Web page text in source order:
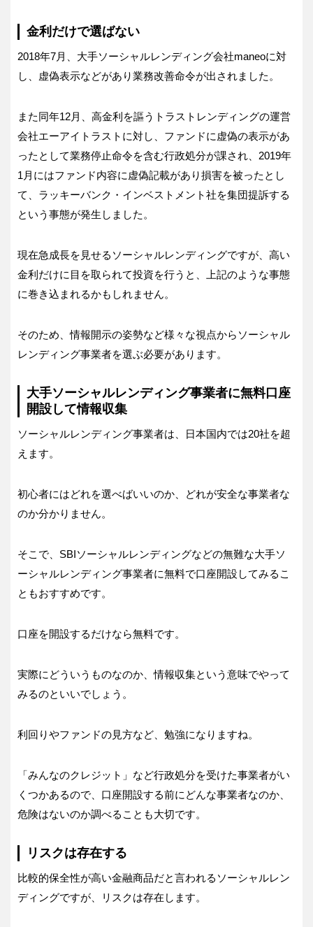
金利だけで選ばない
2018年7月、大手ソーシャルレンディング会社maneoに対
し、虚偽表示などがあり業務改善命令が出されました。
また同年12月、高金利を謳うトラストレンディングの運営
会社エーアイトラストに対し、ファンドに虚偽の表示があ
ったとして業務停止命令を含む行政処分が課され、2019年
1月にはファンド内容に虚偽記載があり損害を被ったとし
て、ラッキーバンク・インベストメント社を集団提訴する
という事態が発生しました。
現在急成長を見せるソーシャルレンディングですが、高い
金利だけに目を取られて投資を行うと、上記のような事態
に巻き込まれるかもしれません。
そのため、情報開示の姿勢など様々な視点からソーシャル
レンディング事業者を選ぶ必要があります。
大手ソーシャルレンディング事業者に無料口座
開設して情報収集
ソーシャルレンディング事業者は、日本国内では20社を超
えます。
初心者にはどれを選べばいいのか、どれが安全な事業者な
のか分かりません。
そこで、SBIソーシャルレンディングなどの無難な大手ソ
ーシャルレンディング事業者に無料で口座開設してみるこ
ともおすすめです。
口座を開設するだけなら無料です。
実際にどういうものなのか、情報収集という意味でやって
みるのといいでしょう。
利回りやファンドの見方など、勉強になりますね。
「みんなのクレジット」など行政処分を受けた事業者がい
くつかあるので、口座開設する前にどんな事業者なのか、
危険はないのか調べることも大切です。
リスクは存在する
比較的保全性が高い金融商品だと言われるソーシャルレン
ディングですが、リスクは存在します。